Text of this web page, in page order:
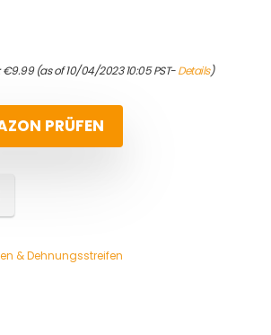
€9.99(as of 10/04/2023 10:05 PST-Details)
PRÜFEN
& Dehnungsstreifen